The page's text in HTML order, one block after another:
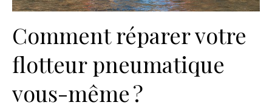
Comment réparer votre
flotteur pneumatique
vous-même ?